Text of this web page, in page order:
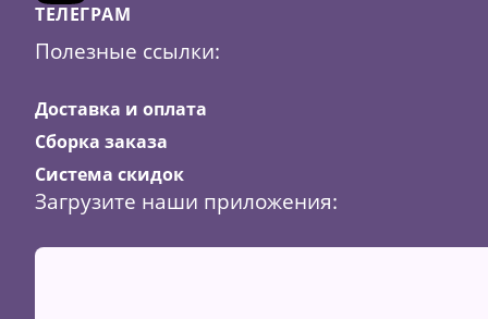
ТЕЛЕГРАМ
Полезные ссылки:
Доставка и оплата
Сборка заказа
Система скидок
Загрузите наши приложения: